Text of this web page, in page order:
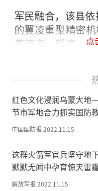
军民融合，该县
的翼凌重型精密
集铸造、锻造、
一体，以年产风
风电行业全球第
五A级供应商，
克冲击架桥车、
备，并与中铁隧
业建立合作关系
热泵等一大批装
了装备制造业产
为省会百强企业。
点
红色文化浸润乌蒙大地
节市军地合力抓实国防
中国国防报 2022.11.15
这群火箭军官兵坚守地
默默无闻中孕育惊天雷
解放军报 2022.11.15